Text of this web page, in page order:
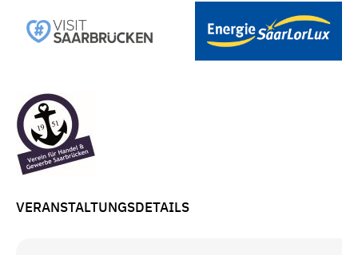
VERANSTALTUNGSDETAILS